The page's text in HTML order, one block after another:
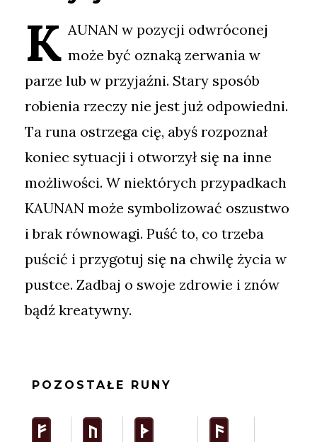
K AUNAN w pozycji odwróconej
może być oznaką zerwania w
parze lub w przyjaźni. Stary sposób
robienia rzeczy nie jest już odpowiedni.
Ta runa ostrzega cię, abyś rozpoznał
koniec sytuacji i otworzył się na inne
możliwości. W niektórych przypadkach
KAUNAN może symbolizować oszustwo
i brak równowagi. Puść to, co trzeba
puścić i przygotuj się na chwilę życia w
pustce. Zadbaj o swoje zdrowie i znów
bądź kreatywny.
POZOSTAŁE RUNY
F
U
T
a